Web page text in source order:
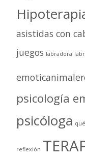
asistidas con
juegos labradora
psicología
psicóloga
reflexión